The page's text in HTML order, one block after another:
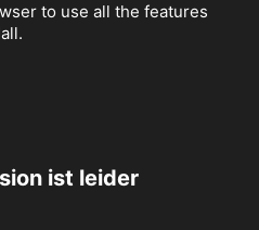
to use all the features
ist leider